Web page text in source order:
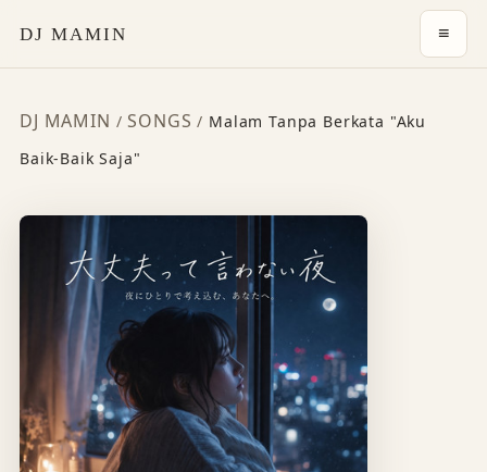
DJ MAMIN ≡
DJ MAMIN /SONGS / Malam Tanpa Berkata "Aku
Baik-Baik Saja"